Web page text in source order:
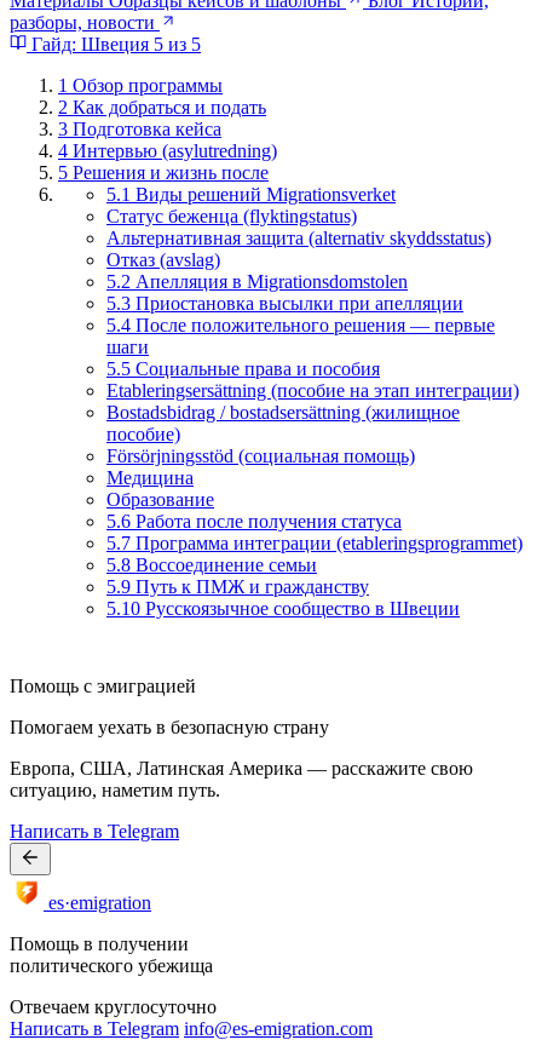
разборы, новости
Гайд: Швеция 5 из 5
1 Обзор программы
2 Как добраться и подать
3 Подготовка кейса
4 Интервью (asylutredning)
5 Решения и жизнь после
5.1 Виды решений Migrationsverket
Статус беженца (flyktingstatus)
Альтернативная защита (alternativ skyddsstatus)
Отказ (avslag)
5.2 Апелляция в Migrationsdomstolen
5.3 Приостановка высылки при апелляции
5.4 После положительного решения — первые
шаги
5.5 Социальные права и пособия
Etableringsersättning (пособие на этап интеграции)
Bostadsbidrag / bostadsersättning (жилищное
пособие)
Försörjningsstöd (социальная помощь)
Медицина
Образование
5.6 Работа после получения статуса
5.7 Программа интеграции (etableringsprogrammet)
5.8 Воссоединение семьи
5.9 Путь к ПМЖ и гражданству
5.10 Русскоязычное сообщество в Швеции
Помощь с эмиграцией
Помогаем уехать в безопасную страну
Европа, США, Латинская Америка — расскажите свою
ситуацию, наметим путь.
Написать в Telegram
es·emigration
Помощь в получении
политического убежища
Отвечаем круглосуточно
Написать в Telegram info@es-emigration.com